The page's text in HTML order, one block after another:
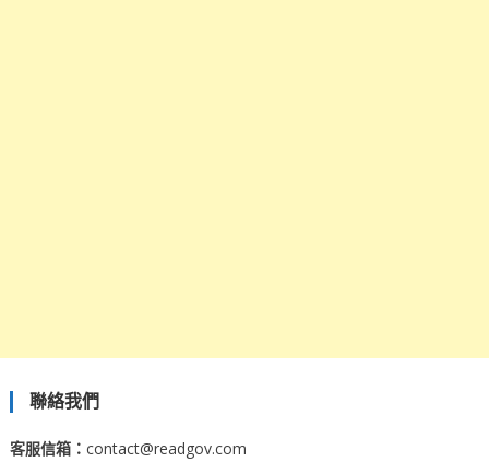
聯絡我們
客服信箱： contact@readgov.com